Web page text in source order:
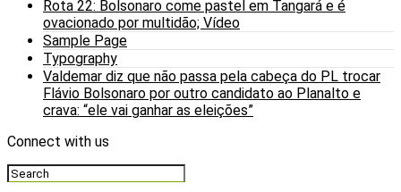
Rota 22: Bolsonaro come pastel em Tangará e é
ovacionado por multidão; Vídeo
Sample Page
Typography
Valdemar diz que não passa pela cabeça do PL trocar
Flávio Bolsonaro por outro candidato ao Planalto e
crava: “ele vai ganhar as eleições”
Connect with us